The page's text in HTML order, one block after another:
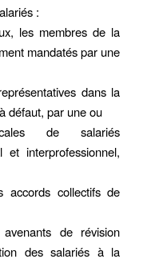
:
les membres de la
mandatés par une
dans la
défaut, par une ou
de salariés
et interprofessionnel,
accords collectifs de
de révision
des salariés à la